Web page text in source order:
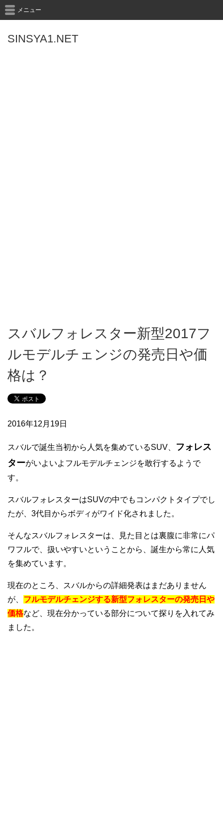
SINSYA1.NET
メニュー
スバルフォレスター新型2017フ
ルモデルチェンジの発売日や価
格は？
2016年12月19日
スバルで誕生当初から人気を集めているSUV、
フォレス
ターがいよいよフルモデルチェンジを敢行するようで
す。
スバルフォレスターはSUVの中でもコンパクトタイプでし
たが、3代目からボディがワイド化されました。
そんなスバルフォレスターは、見た目とは裏腹に非常にパ
ワフルで、扱いやすいということから、誕生から常に人気
を集めています。
現在のところ、スバルからの詳細発表はまだありません
が、 フルモデルチェンジする新型フォレスターの発売日や
価格など、現在分かっている部分について探りを入れてみ
ました。